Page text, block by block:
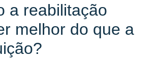
a reabilitação
melhor do que a